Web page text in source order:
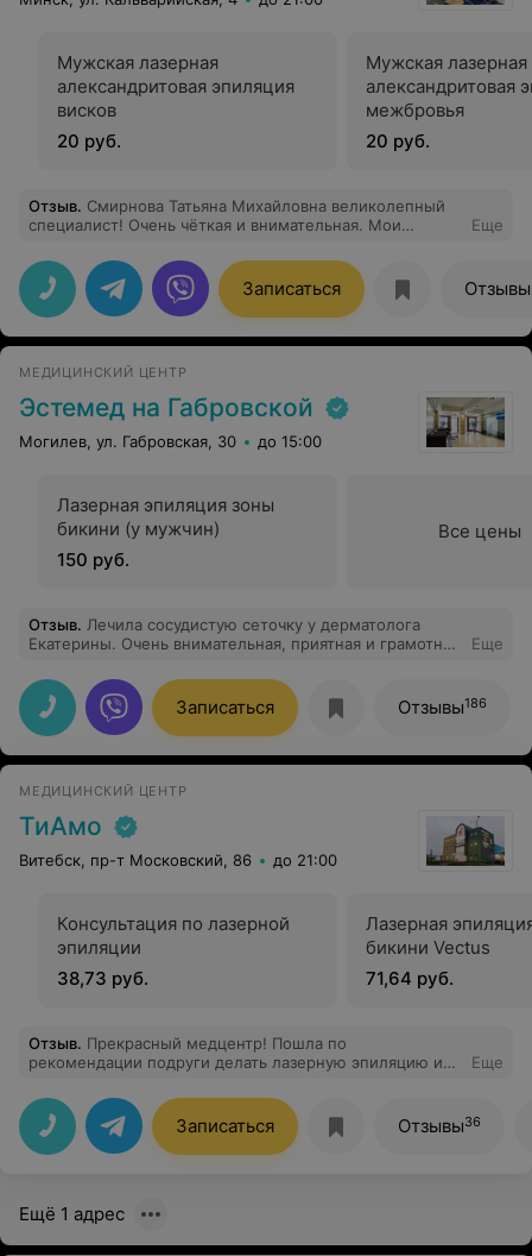
Мужская лазерная
александритовая эпиляция
висков
20 руб.
Мужская лазерная
александритовая
межбровья
20 руб.
Отзыв. Смирнова Татьяна Михайловна великолепный
специалист! Очень чёткая и внимательная. Мои
лишних трат! ❤️ Золотые руки, очень аккуратная. Своё
лицо доверяю только ей.
Еще
Записаться Отзывы
МЕДИЦИНСКИЙ ЦЕНТР
Эстемед на Габровской
Могилев, ул. Габровская, 30 до 15:00
Лазерная эпиляция зоны
бикини (у мужчин)
150 руб.
Все цены
Отзыв. Лечила сосудистую сеточку у дерматолога
Екатерины. Очень внимательная, приятная и грамотная
достурные цены , абсолютно адекватные, что тоже не
могло не порадовать. Спасибо, Екатерина! Желаю вам
профессионального роста и женского счастья!
Еще
Записаться Отзывы186
МЕДИЦИНСКИЙ ЦЕНТР
ТиАмо
Витебск, пр-т Московский, 86 до 21:00
Консультация по лазерной
эпиляции
38,73 руб.
Лазерная
бикини Vectus
71,64 руб.
Отзыв. Прекрасный медцентр! Пошла по
рекомендации подруги делать лазерную эпиляцию и
эта процедура везде дорого стоит. Зато обслуживание
прекрасное, и эффект от процедуры мне очень
нравится. Всем рекомендую!
Еще
Записаться Отзывы36
Ещё 1 адрес